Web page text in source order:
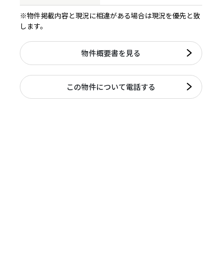
※物件掲載内容と現況に相違がある場合は現況を優先と致
します。
物件概要書を見る
この物件について電話する